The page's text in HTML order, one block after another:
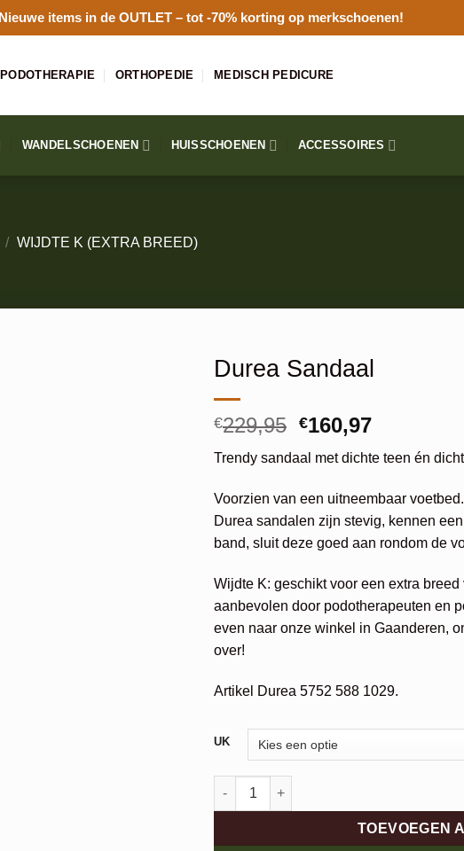
Nieuwe items in de OUTLET– tot -70% korting op merkschoenen!
PODOTHERAPIE ORTHOPEDIE MEDISCH PEDICURE
WANDELSCHOENEN HUISSCHOENEN ACCESSOIRES
/ WIJDTE K (EXTRA BREED)
Durea Sandaal
€229,95 Oorspronkelijke
was:
€229,95.
€160,97Huidige
is:
€160,97.
Trendy sandaal met dichte teen én
Voorzien van een uitneembaar
Durea sandalen zijn stevig, kennen
band, sluit deze goed aan rondom de
Wijdte K: geschikt voor een extra
aanbevolen door podotherapeuten en
even naar onze winkel in Gaanderen,
over!
Artikel Durea 5752 588 1029.
UK
Durea Sandaal aantal
TOEVOEGEN
Alternative: